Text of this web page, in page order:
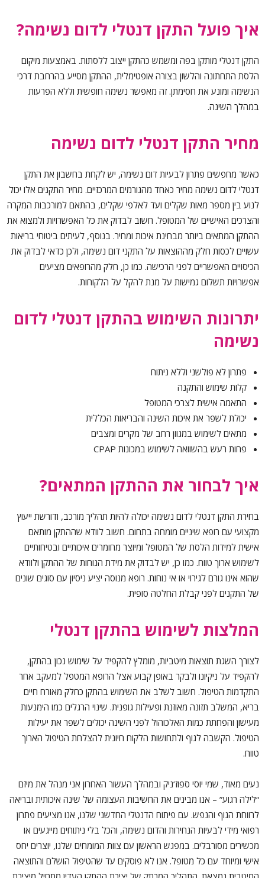
איך פועל התקן דנטלי לדום נשימה?
התקן דנטלי מותקן בפה ומשמש כהתקן ייצוב ללסתות. באמצעות מיקום
הלסת התחתונה והלשון בצורה אופטימלית, ההתקן מסייע בהרחבת דרכי
הנשימה ומונע את חסימתן. זה מאפשר נשימה חופשית וללא הפרעות
במהלך השינה.
מחיר התקן דנטלי לדום נשימה
כאשר מחפשים פתרון לבעיות דום נשימה, יש לקחת בחשבון את התקן
דנטלי לדום נשימה מחיר כאחד מהגורמים המרכזיים. מחיר התקנים אלו יכול
לנוע בין מספר מאות שקלים ועד לאלפי שקלים, בהתאם למורכבות המקרה
והצרכים האישיים של המטופל. חשוב לבדוק את כל האפשרויות ולמצוא את
ההתקן המתאים ביותר מבחינת איכות ומחיר. בנוסף, לעיתים ביטוחי בריאות
עשויים לכסות חלק מההוצאות על התקני דום נשימה, ולכן כדאי לבדוק את
הכיסויים האפשריים לפני הרכישה. כמו כן, חלק מהרופאים מציעים
אפשרויות תשלום גמישות על מנת להקל על הלקוחות.
יתרונות השימוש בהתקן דנטלי לדום
נשימה
פתרון לא פולשני וללא ניתוח
קלות שימוש והתקנה
התאמה אישית לצרכי המטופל
יכולת לשפר את איכות השינה והבריאות הכללית
מתאים לשימוש במגוון רחב של מקרים ומצבים
פחות רעש בהשוואה לשימוש במכונות CPAP
איך לבחור את ההתקן המתאים?
בחירת התקן דנטלי לדום נשימה יכולה להיות תהליך מורכב, ודורשת ייעוץ
מקצועי עם רופא שיניים מומחה בתחום. חשוב לוודא שההתקן מותאם
אישית למידות הלסת של המטופל ומיוצר מחומרים איכותיים ובטיחותיים
לשימוש ארוך טווח. כמו כן, יש לבדוק את מידת הנוחות של ההתקן ולוודא
שהוא אינו גורם לגירוי או אי נוחות. רופא מנוסה יציע ניסיון עם סוגים שונים
של התקנים לפני קבלת החלטה סופית.
המלצות לשימוש בהתקן דנטלי
לצורך השגת תוצאות מיטביות, מומלץ להקפיד על שימוש נכון בהתקן,
להקפיד על ניקיונו ולבקר באופן קבוע אצל הרופא המטפל למעקב אחר
התקדמות הטיפול. חשוב לשלב את השימוש בהתקן כחלק מאורח חיים
בריא, המשלב תזונה מאוזנת ופעילות גופנית. שינוי הרגלים כמו הימנעות
מעישון והפחתת כמות האלכוהול לפני השינה יכולים לשפר את יעילות
הטיפול. הקשבה לגוף ולתחושות הלקוח חיונית להצלחת הטיפול הארוך
טווח.
נעים מאוד, שמי יוסי ספוז’ניק ובמהלך העשור האחרון אני מנהל את מיזם
“לילה רגוע” – אנו מבינים את החשיבות העצומה של שינה איכותית ובריאה
לרווחת הגוף והנפש. עם פיתוח הדנטלי החדשני שלנו, אנו מציעים פתרון
רפואי מידי לבעיות הנחירות והדום נשימה, והכל בלי ניתוחים מייגעים או
מכשירים מסורבלים. במפגש הראשון עם צוות המומחים שלנו, יוצרים יחס
אישי ומיוחד עם כל מטופל. אנו לא פוסקים עד שהטיפול הושלם והתוצאה